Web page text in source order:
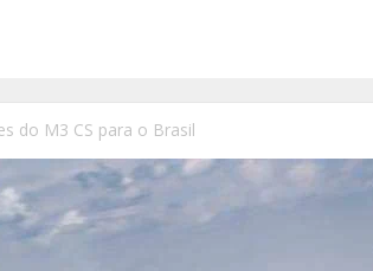
do M3 CS para o Brasil